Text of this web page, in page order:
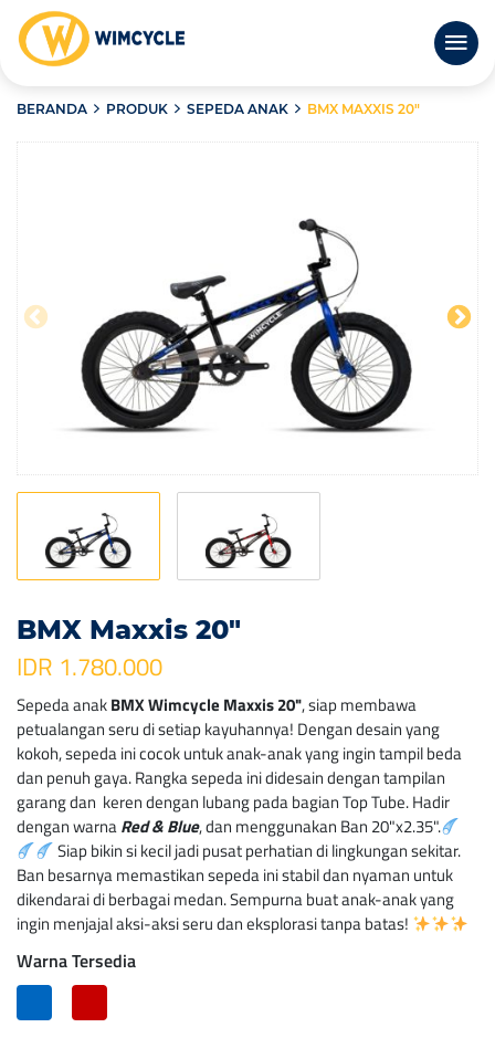
BERANDA PRODUK SEPEDA ANAK BMX MAXXIS 20″
BMX Maxxis 20″
IDR 1.780.000
Sepeda anakBMX Wimcycle Maxxis 20", siap membawa
petualangan seru di setiap kayuhannya! Dengan desain yang
kokoh, sepeda ini cocok untuk anak-anak yang ingin tampil beda
dan penuh gaya. Rangka sepeda ini didesain dengan tampilan
garang dan keren dengan lubang pada bagian Top Tube. Hadir
dengan warnaRed &Blue, dan menggunakan Ban 20"x2.35".
Siap bikin si kecil jadi pusat perhatian di lingkungan sekitar.
Ban besarnya memastikan sepeda ini stabil dan nyaman untuk
dikendarai di berbagai medan. Sempurna buat anak-anak yang
ingin menjajal aksi-aksi seru dan eksplorasi tanpa batas!
Warna Tersedia